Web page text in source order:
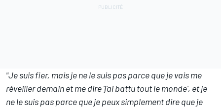
"Je suis fier, mais je ne le suis pas parce que je vais me
réveiller demain et me dire 'j'ai battu tout le monde', et je
ne le suis pas parce que je peux simplement dire que je